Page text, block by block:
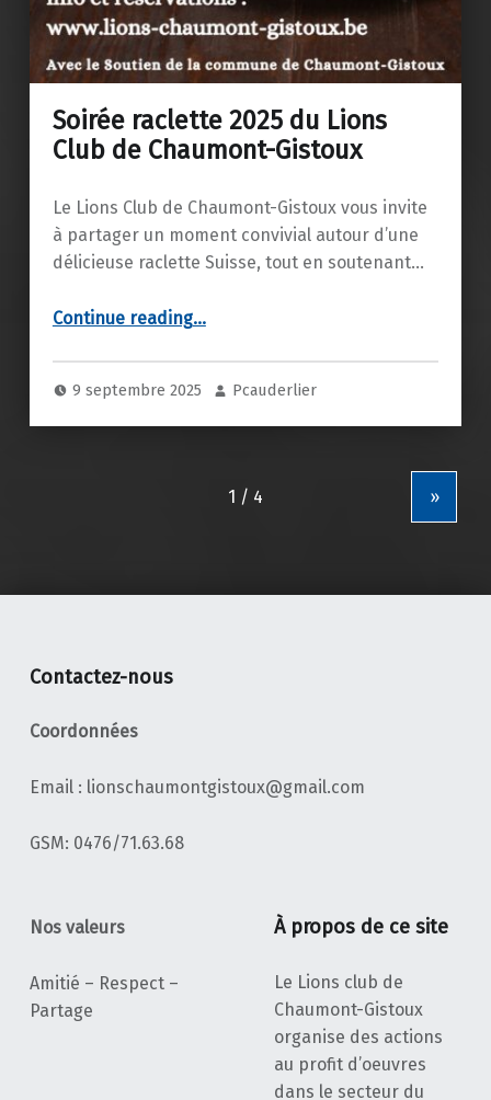
Soirée raclette 2025 du Lions
Club de Chaumont-Gistoux
Le Lions Club de Chaumont-Gistoux vous invite
à partager un moment convivial autour d’une
délicieuse raclette Suisse, tout en soutenant…
Continue reading“Soirée raclette 2025 du Lions Club de Chaumont-Gistoux”
…
9 septembre 2025 Pcauderlier
»
Contactez-nous
Coordonnées
Email : lionschaumontgistoux@gmail.com
‭GSM: 0476/71.63.68‬
Nos valeurs
Amitié – Respect –
Partage
À propos de ce site
Le Lions club de
Chaumont-Gistoux
organise des actions
au profit d’oeuvres
dans le secteur du